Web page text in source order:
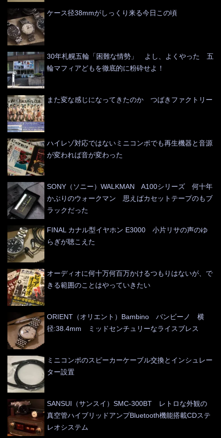
ケース径38mmがしっくり来る今日この頃
30年札幌五輪「困難な情勢」 よし、よくやった 五
輪マフィアどもを徹底的に粉砕せよ！
また変な感じになってきたのか つばきファクトリー
ハイレゾ対応ではないミニコンポでも再生機器と音源
が変われば音が変わった
SONY（ソニー）WALKMAN A100シリーズ 何十年
かぶりのウォークマン 思えばカセットテープのもブ
ラックだった
FINAL カナル型イヤホン E3000 小片リサの声のゆ
らぎが聴こえた
オーディオに何十万何百万かけるつもりはないが、で
きる範囲のことはやっていきたい
ORIENT（オリエント）Bambino バンビーノ 横
径:38.4mm ミッドセンチュリーなライスブレス
ミニコンポのスピーカーケーブル交換とインシュレー
ター設置
SANSUI（サンスイ）SMC-300BT レトロな外観の
真空管ハイブリッドアンプBluetooth機能搭載CDステ
レオシステム